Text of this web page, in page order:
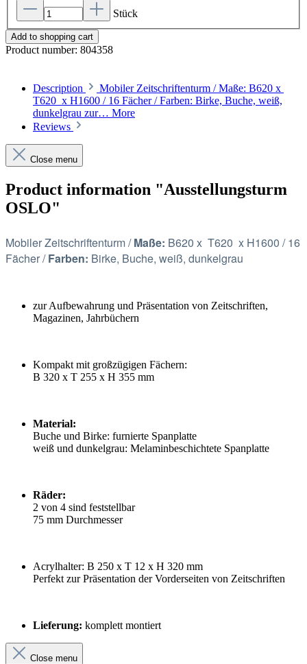
Stück
Add to shopping cart
Product number: 804358
Description
Mobiler Zeitschriftenturm / Maße: B620 x
T620 x H1600 / 16 Fächer / Farben: Birke, Buche, weiß,
dunkelgrau zur… More
Reviews
Close menu
Product information "Ausstellungsturm
OSLO"
Mobiler Zeitschriftenturm /Maße: B620 x T620 x H1600 / 16
Fächer /Farben: Birke, Buche, weiß, dunkelgrau
zur Aufbewahrung und Präsentation von Zeitschriften,
Magazinen, Jahrbüchern
Kompakt mit großzügigen Fächern:
B 320 x T 255 x H 355 mm
Material:
Buche und Birke: furnierte Spanplatte
weiß und dunkelgrau: Melaminbeschichtete Spanplatte
Räder:
2 von 4 sind feststellbar
75 mm Durchmesser
Acrylhalter: B 250 x T 12 x H 320 mm
Perfekt zur Präsentation der Vorderseiten von Zeitschriften
Lieferung: komplett montiert
Close menu